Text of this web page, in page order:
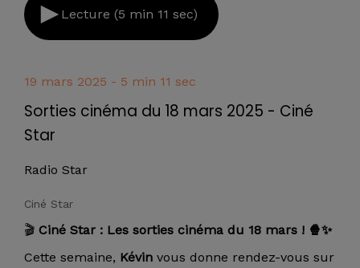
Lecture (5 min 11 sec)
19 mars 2025 - 5 min 11 sec
Sorties cinéma du 18 mars 2025 - Ciné
Star
Radio Star
Ciné Star
🎬 Ciné Star : Les sorties cinéma du 18 mars ! 🍿✨
Cette semaine, Kévin vous donne rendez-vous sur